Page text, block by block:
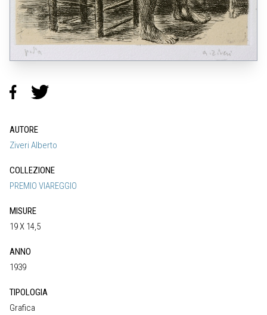
AUTORE
Ziveri Alberto
COLLEZIONE
PREMIO VIAREGGIO
MISURE
19 X 14,5
ANNO
1939
TIPOLOGIA
Grafica